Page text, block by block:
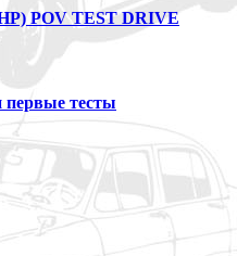
POV TEST DRIVE
первые тесты